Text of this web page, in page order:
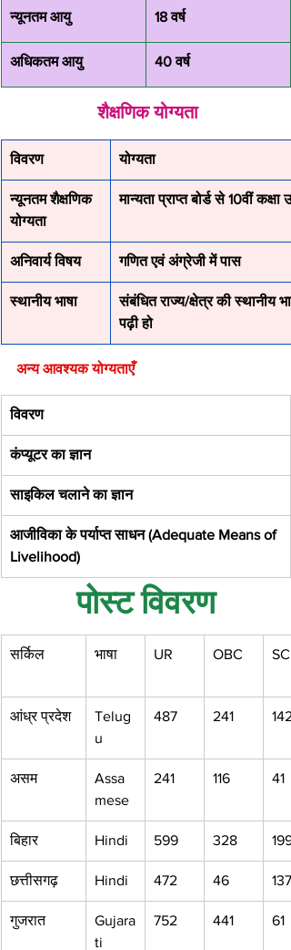
न्यूनतम आयु 18 वर्ष
अधिकतम आयु 40 वर्ष
शैक्षणिक योग्यता
विवरण योग्यता
न्यूनतम शैक्षणिक
योग्यता
मान्यता प्राप्त बोर्ड से 10वीं कक्षा
अनिवार्य विषय गणित एवं अंग्रेजी में पास
स्थानीय भाषा
संबंधित राज्य/क्षेत्र की स्थानीय
पढ़ी हो
अन्य आवश्यक योग्यताएँ
विवरण
कंप्यूटर का ज्ञान
साइकिल चलाने का ज्ञान
आजीविका के पर्याप्त साधन (Adequate Means of
Livelihood)
पोस्ट विवरण
सर्किल भाषा UR OBC SC
आंध्र प्रदेश
Telug
u
487 241 142
असम
Assa
mese
241 116 41
बिहार Hindi 599 328 199
छत्तीसगढ़ Hindi 472 46 137
गुजरात
Gujara
ti
752 441 61